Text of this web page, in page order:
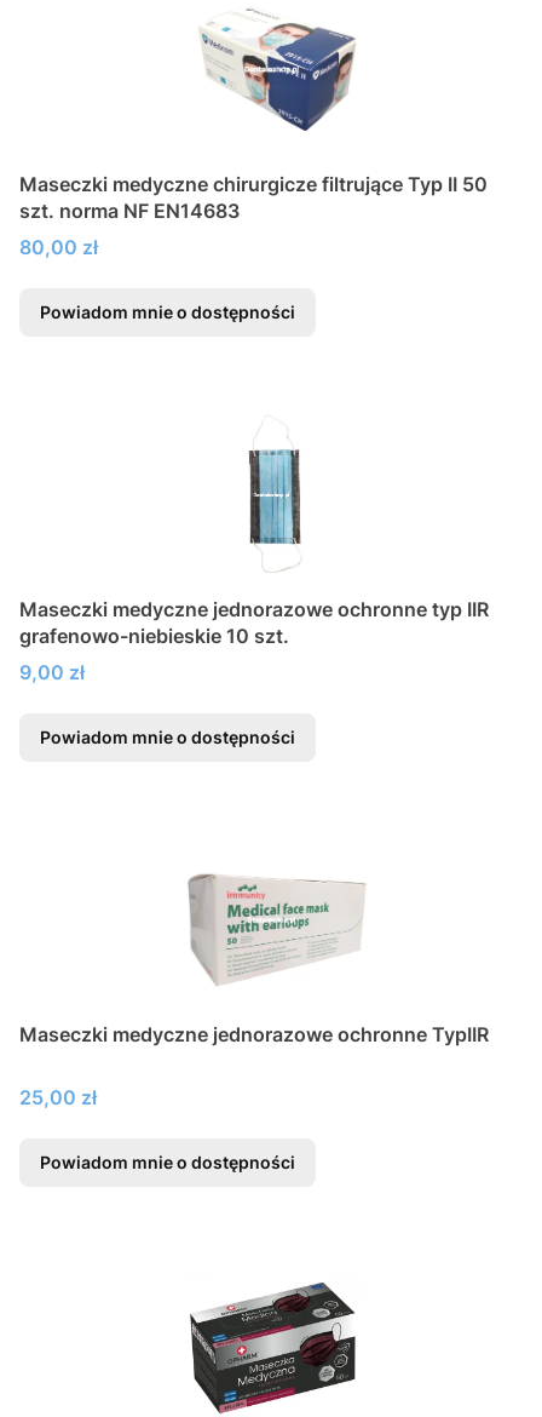
Maseczki medyczne chirurgicze filtrujące Typ II 50
szt. norma NF EN14683
Cena
80,00 zł
Powiadom mnie o dostępności
Maseczki medyczne jednorazowe ochronne typ IIR
grafenowo-niebieskie 10 szt.
Cena
9,00 zł
Powiadom mnie o dostępności
Maseczki medyczne jednorazowe ochronne TypIIR
Cena
25,00 zł
Powiadom mnie o dostępności